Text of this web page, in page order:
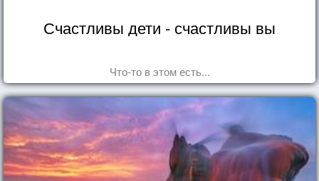
Счастливы дети - счастливы вы
Что-то в этом есть...